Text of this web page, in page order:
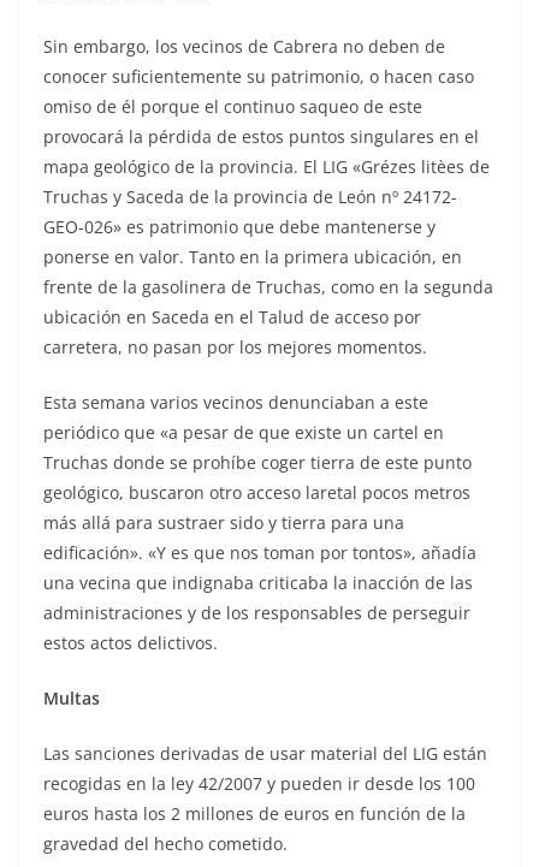
Sin embargo, los vecinos de Cabrera no deben de
conocer suficientemente su patrimonio, o hacen caso
omiso de él porque el continuo saqueo de este
provocará la pérdida de estos puntos singulares en el
mapa geológico de la provincia. El LIG «Grézes litèes de
Truchas y Saceda de la provincia de León nº 24172-
GEO-026» es patrimonio que debe mantenerse y
ponerse en valor. Tanto en la primera ubicación, en
frente de la gasolinera de Truchas, como en la segunda
ubicación en Saceda en el Talud de acceso por
carretera, no pasan por los mejores momentos.
Esta semana varios vecinos denunciaban a este
periódico que «a pesar de que existe un cartel en
Truchas donde se prohíbe coger tierra de este punto
geológico, buscaron otro acceso laretal pocos metros
más allá para sustraer sido y tierra para una
edificación». «Y es que nos toman por tontos», añadía
una vecina que indignaba criticaba la inacción de las
administraciones y de los responsables de perseguir
estos actos delictivos.
Multas
Las sanciones derivadas de usar material del LIG están
recogidas en la ley 42/2007 y pueden ir desde los 100
euros hasta los 2 millones de euros en función de la
gravedad del hecho cometido.